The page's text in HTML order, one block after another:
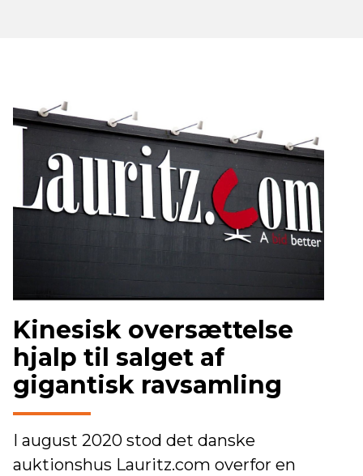
Kinesisk oversættelse
hjalp til salget af
gigantisk ravsamling
I august 2020 stod det danske
auktionshus Lauritz.com overfor en